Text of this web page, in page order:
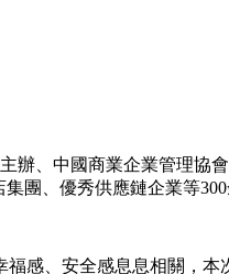
、中國商業企業管理協
團、優秀供應鏈企業等300
感、安全感息息相關，